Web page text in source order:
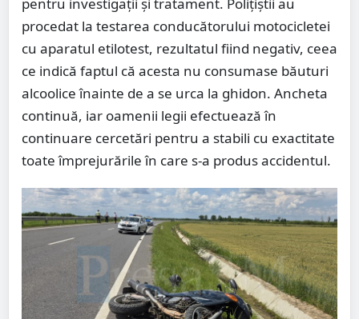
procedat la testarea conducătorului motocicletei
cu aparatul etilotest, rezultatul fiind negativ, ceea
ce indică faptul că acesta nu consumase băuturi
alcoolice înainte de a se urca la ghidon. Ancheta
continuă, iar oamenii legii efectuează în
continuare cercetări pentru a stabili cu exactitate
toate împrejurările în care s-a produs accidentul.